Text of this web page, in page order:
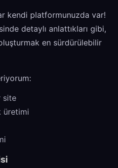
kendi platformunuzda var!
detaylı anlattıkları gibi,
en sürdürülebilir
site
üretimi